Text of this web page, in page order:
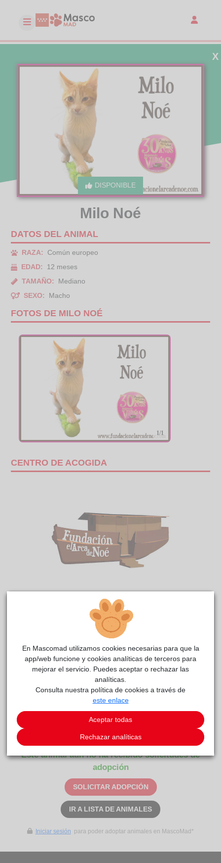
DISPONIBLE
X
Milo Noé
DATOS DEL ANIMAL
RAZA:
Común europeo
EDAD:
12 meses
TAMAÑO:
Mediano
SEXO:
Macho
FOTOS DE MILO NOÉ
1/1
CENTRO DE ACOGIDA
reside actualmente en el centro de acogida
Fundación El Arca de Noé.
COMENTARIOS
Carácter
Cariñoso/a
Curiosidades
¡Os presentamos a Milo Noé!Tiene 3 meses y lo tiene todo:
Simpático y cariñoso, y robará el corazón de la familia o
persona que quiera compartir su vida con él💟
Este animal aún no ha recibido solicitudes de
adopción
SOLICITAR ADOPCIÓN
IR A LISTA DE ANIMALES
Iniciar sesión para poder adoptar animales en MascoMad*
En Mascomad utilizamos cookies necesarias para que la
app/web funcione y cookies analíticas de terceros para
mejorar el servicio. Puedes aceptar o rechazar las
analíticas.
Consulta nuestra política de cookies a través de
este enlace
Aceptar todas
Rechazar analíticas